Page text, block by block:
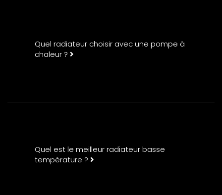
Quel radiateur choisir avec une pompe à
chaleur ?
Quel est le meilleur radiateur basse
température ?